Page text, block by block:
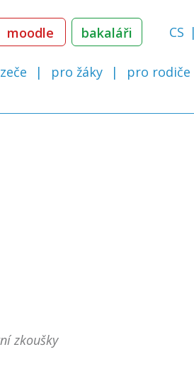
pro žáky pro rodiče
moodle bakaláři CS
zkoušky